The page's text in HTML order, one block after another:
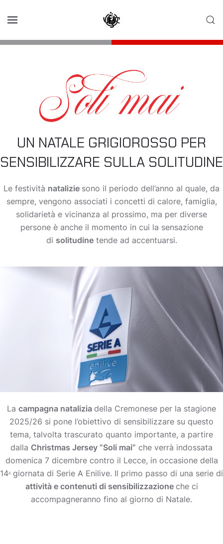
UN NATALE GRIGIOROSSO PER
SENSIBILIZZARE SULLA SOLITUDINE
Le festività natalizie sono il periodo dell’anno al quale, da
sempre, vengono associati i concetti di calore, famiglia,
solidarietà e vicinanza al prossimo, ma per diverse
persone è anche il momento in cui la sensazione
di solitudine tende ad accentuarsi.
La campagna natalizia della Cremonese per la stagione
2025/26 si pone l’obiettivo di sensibilizzare su questo
tema, talvolta trascurato quanto importante, a partire
dalla Christmas Jersey “Soli mai” che verrà indossata
domenica 7 dicembre contro il Lecce, in occasione della
14ᵃ giornata di Serie A Enilive. Il primo passo di una serie di
attività e contenuti di sensibilizzazione che ci
accompagneranno fino al giorno di Natale.